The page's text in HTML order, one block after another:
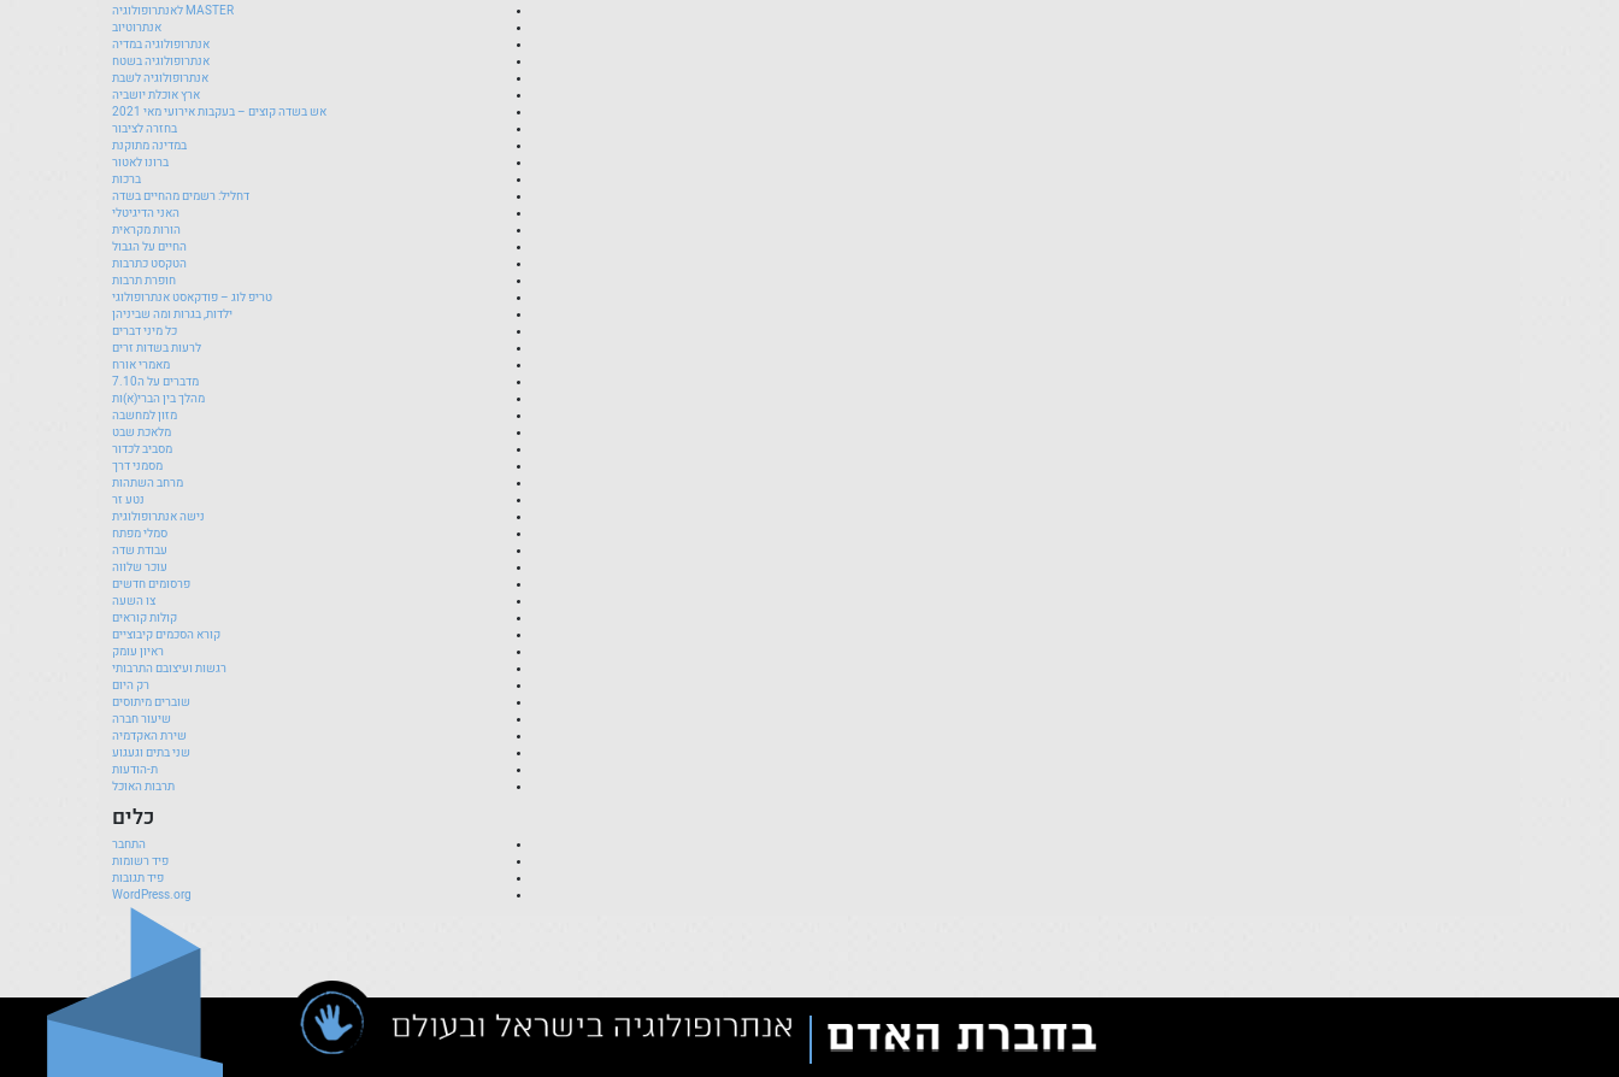
MASTER לאנתרופולוגיה
אנתרוטיוב
אנתרופולוגיה במדיה
אנתרופולוגיה בשטח
אנתרופולוגיה לשבת
ארץ אוכלת יושביה
אש בשדה קוצים – בעקבות אירועי מאי 2021
בחזרה לציבור
במדינה מתוקנת
ברונו לאטור
ברכות
דחליל: רשמים מהחיים בשדה
האני הדיגיטלי
הורות מקראית
החיים על הגבול
הטקסט כתרבות
חופרת תרבות
טריפ לוג – פודקאסט אנתרופולוגי
ילדות, בגרות ומה שביניהן
כל מיני דברים
לרעות בשדות זרים
מאמרי אורח
מדברים על ה7.10
מהלך בין הברי(א)ות
מזון למחשבה
מלאכת שבט
מסביב לכדור
מסמני דרך
מרחב השתהות
נטע זר
נישה אנתרופולוגית
סמלי מפתח
עבודת שדה
עוכר שלווה
פרסומים חדשים
צו השעה
קולות קוראים
קורא הסכמים קיבוציים
ראיון עומק
רגשות ועיצובם התרבותי
רק היום
שוברים מיתוסים
שיעור חברה
שירת האקדמיה
שני בתים וגעגוע
ת-הודעות
תרבות האוכל
כלים
התחבר
פיד רשומות
פיד תגובות
WordPress.org